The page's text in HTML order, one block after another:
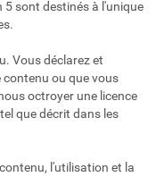
5 sont destinés à l'unique
Vous déclarez et
ou que vous
octroyer une licence
que décrit dans les
l'utilisation et la